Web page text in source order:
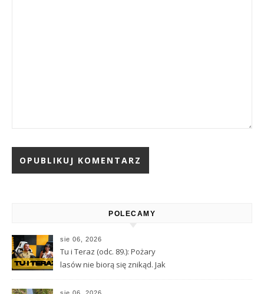
POLECAMY
sie 06, 2026
Tu i Teraz (odc. 89.): Pożary
lasów nie biorą się znikąd. Jak